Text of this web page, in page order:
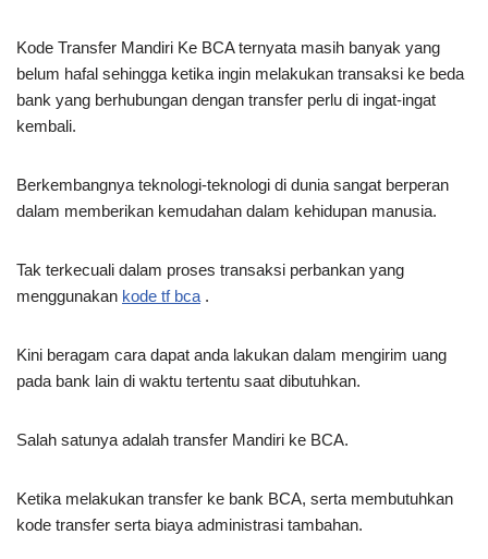
Kode Transfer Mandiri Ke BCA ternyata masih banyak yang
belum hafal sehingga ketika ingin melakukan transaksi ke beda
bank yang berhubungan dengan transfer perlu di ingat-ingat
kembali.
Berkembangnya teknologi-teknologi di dunia sangat berperan
dalam memberikan kemudahan dalam kehidupan manusia.
Tak terkecuali dalam proses transaksi perbankan yang
menggunakan kode tf bca .
Kini beragam cara dapat anda lakukan dalam mengirim uang
pada bank lain di waktu tertentu saat dibutuhkan.
Salah satunya adalah transfer Mandiri ke BCA.
Ketika melakukan transfer ke bank BCA, serta membutuhkan
kode transfer serta biaya administrasi tambahan.